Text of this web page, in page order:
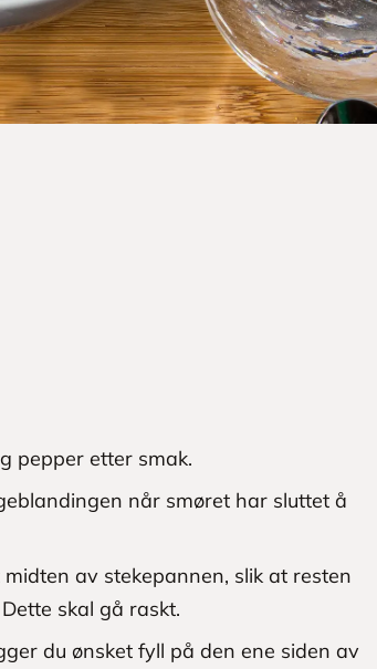
pepper etter smak.
når smøret har sluttet å
av stekepannen, slik at resten
skal gå raskt.
du ønsket fyll på den ene siden av